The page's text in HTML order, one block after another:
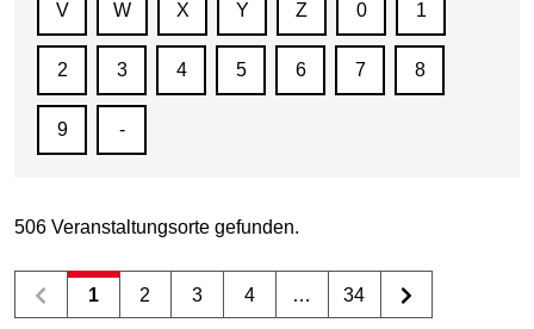
V W X Y Z 0 1
2 3 4 5 6 7 8
9 -
506 Veranstaltungsorte gefunden.
1 2 3 4 … 34